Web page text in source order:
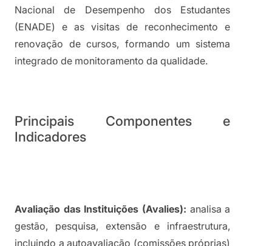
Nacional de Desempenho dos Estudantes
(ENADE) e as visitas de reconhecimento e
renovação de cursos, formando um sistema
integrado de monitoramento da qualidade.
Principais Componentes e
Indicadores
Avaliação das Instituições (Avalies): analisa a
gestão, pesquisa, extensão e infraestrutura,
incluindo a autoavaliação (comissões próprias)